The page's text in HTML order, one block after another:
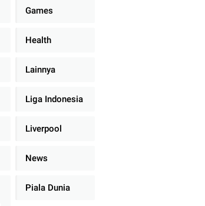
Games
Health
Lainnya
Liga Indonesia
Liverpool
News
Piala Dunia